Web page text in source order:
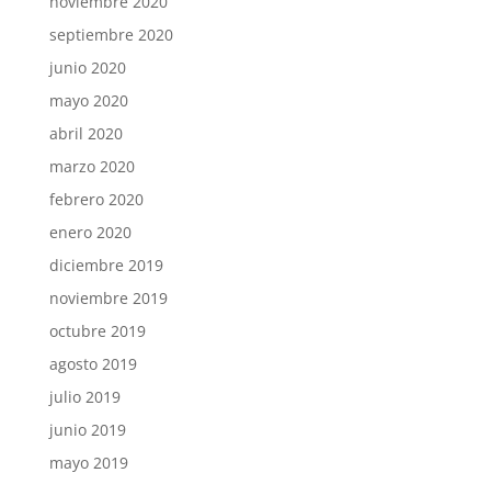
septiembre 2020
junio 2020
mayo 2020
abril 2020
marzo 2020
febrero 2020
enero 2020
diciembre 2019
noviembre 2019
octubre 2019
agosto 2019
julio 2019
junio 2019
mayo 2019